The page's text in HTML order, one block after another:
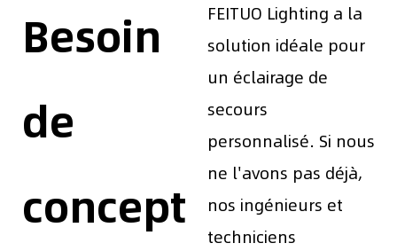
Besoin
de
concept
FEITUO Lighting a la
solution idéale pour
un éclairage de
secours
personnalisé. Si nous
ne l'avons pas déjà,
nos ingénieurs et
techniciens